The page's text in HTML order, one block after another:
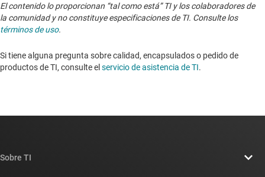
El contenido lo proporcionan “tal como está” TI y los colaboradores de
la comunidad y no constituye especificaciones de TI. Consulte los
términos de uso.
Si tiene alguna pregunta sobre calidad, encapsulados o pedido de
productos de TI, consulte el servicio de asistencia de TI. ​​​​​​​​​​​​​​
Sobre TI